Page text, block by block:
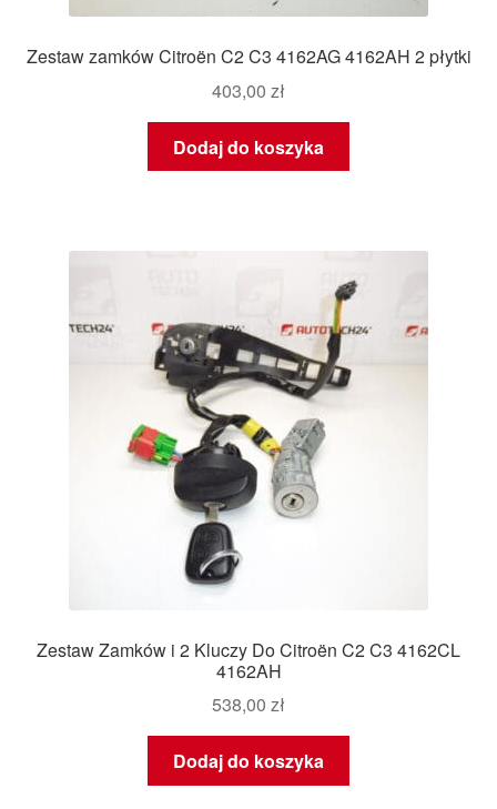
Zestaw zamków Citroën C2 C3 4162AG 4162AH 2 płytki
403,00 zł
Dodaj do koszyka
Zestaw Zamków i 2 Kluczy Do Citroën C2 C3 4162CL
4162AH
538,00 zł
Dodaj do koszyka